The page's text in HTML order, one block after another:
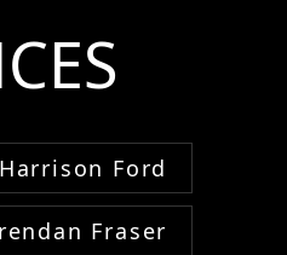
Harrison Ford
Fraser